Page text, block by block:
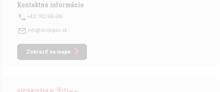
Kontaktné informácie
+421 902 906 680
info@nemopas.sk
Zobraziť na mape